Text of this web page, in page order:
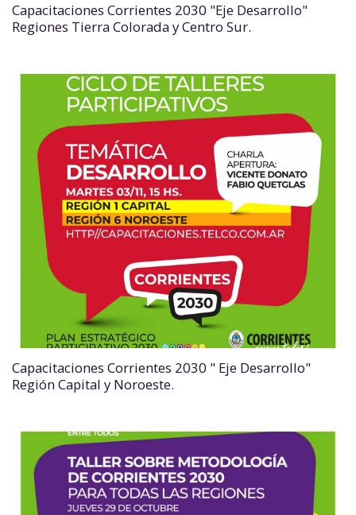
Capacitaciones Corrientes 2030 "Eje Desarrollo"
Regiones Tierra Colorada y Centro Sur.
Capacitaciones Corrientes 2030 " Eje Desarrollo"
Región Capital y Noroeste.